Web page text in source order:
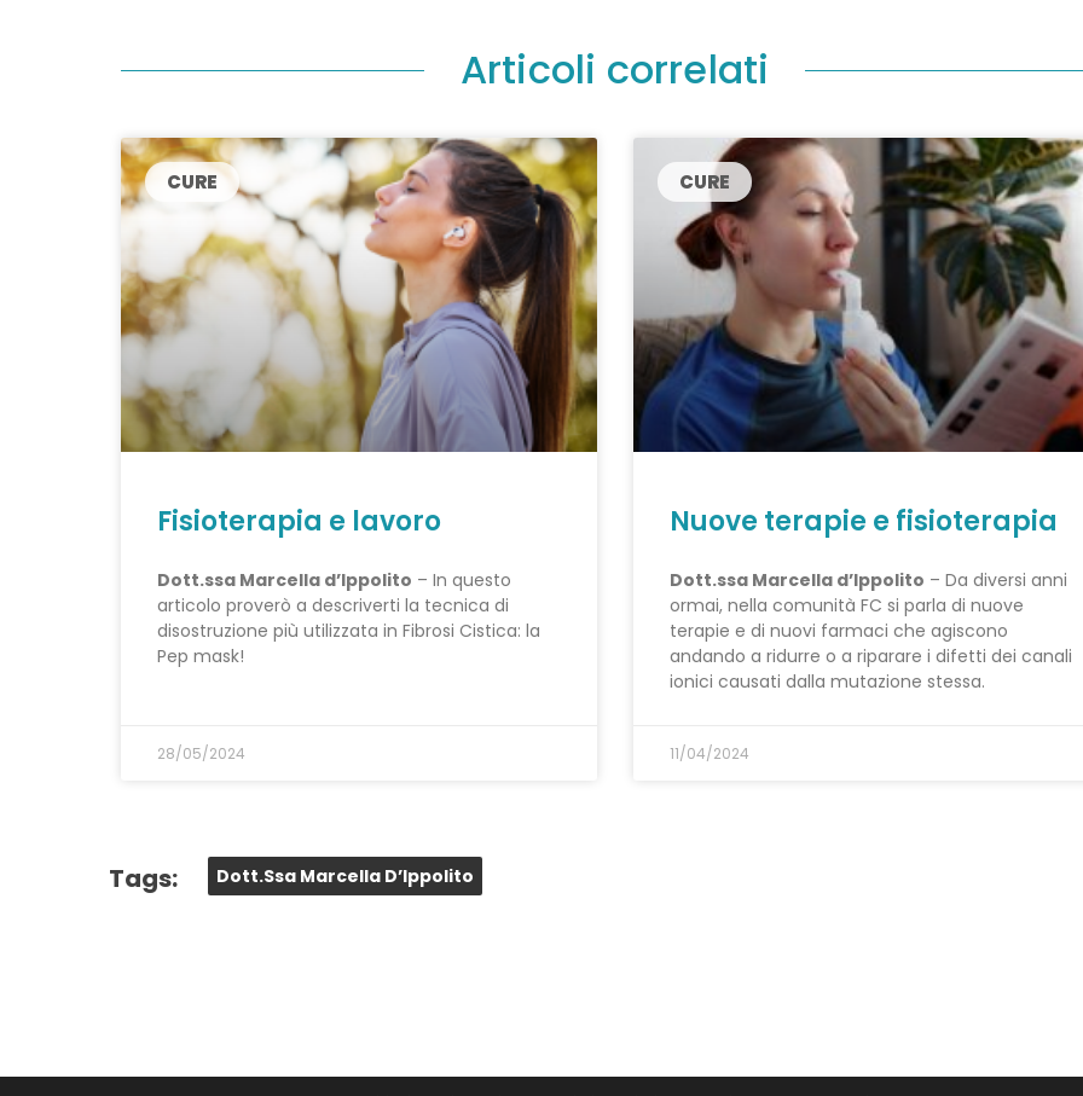
Articoli correlati
CURE
Fisioterapia e lavoro
Dott.ssa Marcella d’Ippolito – In questo
articolo proverò a descriverti la tecnica di
disostruzione più utilizzata in Fibrosi Cistica: la
Pep mask!
28/05/2024
CURE
Nuove terapie e fisioterapia
Dott.ssa Marcella d’Ippolito – Da diversi anni
ormai, nella comunità FC si parla di nuove
terapie e di nuovi farmaci che agiscono
andando a ridurre o a riparare i difetti dei canali
ionici causati dalla mutazione stessa.
11/04/2024
Tags: Dott.ssa Marcella D’Ippolito